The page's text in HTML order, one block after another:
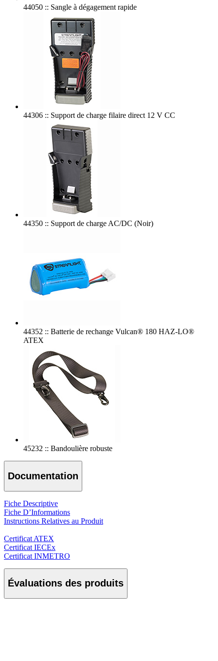
44050 :: Sangle à dégagement rapide
44306 :: Support de charge filaire direct 12 V CC
44350 :: Support de charge AC/DC (Noir)
44352 :: Batterie de rechange Vulcan® 180 HAZ-LO®
ATEX
45232 :: Bandoulière robuste
Documentation
Fiche Descriptive
Fiche D’Informations
Instructions Relatives au Produit
Certificat ATEX
Certificat IECEx
Certificat INMETRO
Évaluations des produits